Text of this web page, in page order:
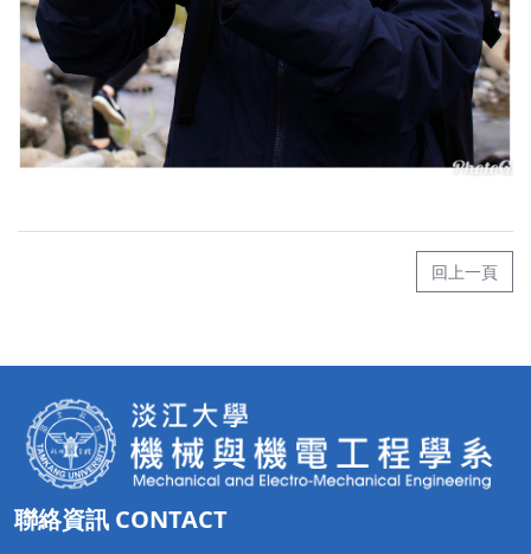
回上一頁
聯絡資訊 CONTACT